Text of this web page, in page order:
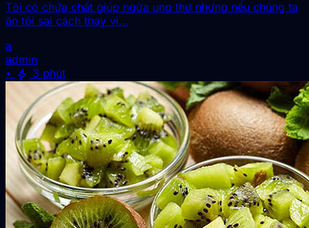
Tỏi có chứa chất giúp ngừa ung thư nhưng nếu chúng ta
ăn tỏi sai cách thay vì...
a
admin
• bolt 3 phút